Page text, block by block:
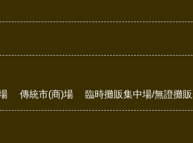
傳統市(商)場 臨時攤販集中場/無證攤